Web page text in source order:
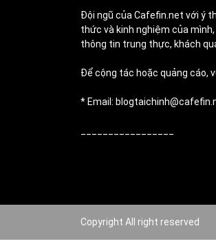
Đội ngũ của Cafefin.net với ý
thức và kinh nghiệm của
thông tin trung thực, khách
Để cộng tác hoặc quảng cáo,
* Email:
Copyright All right reserved